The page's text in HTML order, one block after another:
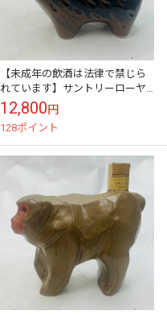
【未成年の飲酒は法律で禁じら
れています】サントリーローヤ
ル猪年ボトル600ml43度
12,800円
128ポイント